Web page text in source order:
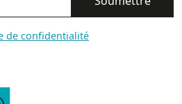
de confidentialité